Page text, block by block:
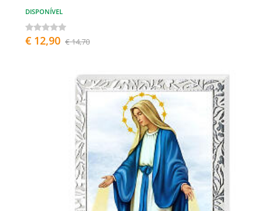
DISPONÍVEL
€ 12,90 € 14,70